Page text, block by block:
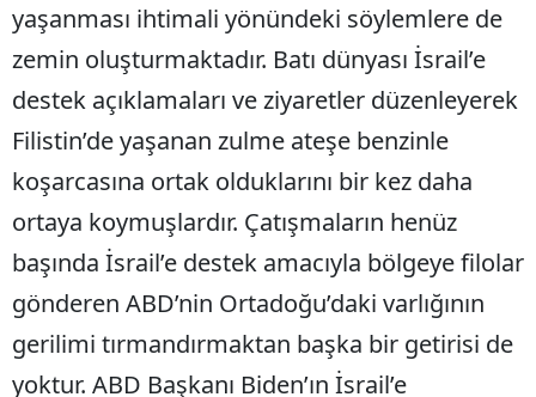
yaşanması ihtimali yönündeki söylemlere de
zemin oluşturmaktadır. Batı dünyası İsrail’e
destek açıklamaları ve ziyaretler düzenleyerek
Filistin’de yaşanan zulme ateşe benzinle
koşarcasına ortak olduklarını bir kez daha
ortaya koymuşlardır. Çatışmaların henüz
başında İsrail’e destek amacıyla bölgeye filolar
gönderen ABD’nin Ortadoğu’daki varlığının
gerilimi tırmandırmaktan başka bir getirisi de
yoktur. ABD Başkanı Biden’ın İsrail’e